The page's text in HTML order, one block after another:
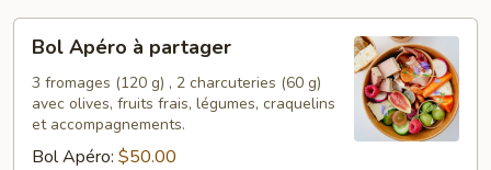
Apéro
partager
Bol Apéro à partager
3 fromages (120 g) , 2 charcuteries (60 g)
avec olives, fruits frais, légumes, craquelins
et accompagnements.
Bol Apéro: $50.00